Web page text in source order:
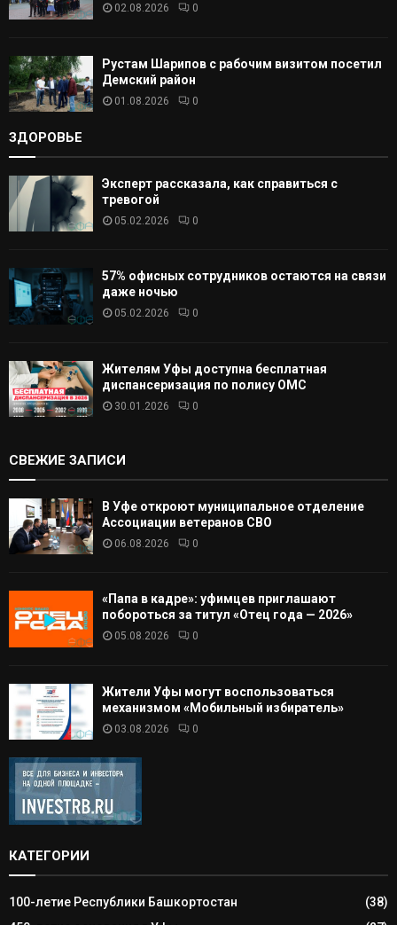
02.08.2026 0
Рустам Шарипов с рабочим визитом посетил
Демский район
01.08.2026 0
ЗДОРОВЬЕ
Эксперт рассказала, как справиться с
тревогой
05.02.2026 0
57% офисных сотрудников остаются на связи
даже ночью
05.02.2026 0
Жителям Уфы доступна бесплатная
диспансеризация по полису ОМС
30.01.2026 0
СВЕЖИЕ ЗАПИСИ
В Уфе откроют муниципальное отделение
Ассоциации ветеранов СВО
06.08.2026 0
«Папа в кадре»: уфимцев приглашают
побороться за титул «Отец года — 2026»
05.08.2026 0
Жители Уфы могут воспользоваться
механизмом «Мобильный избиратель»
03.08.2026 0
КАТЕГОРИИ
100-летие Республики Башкортостан
(38)